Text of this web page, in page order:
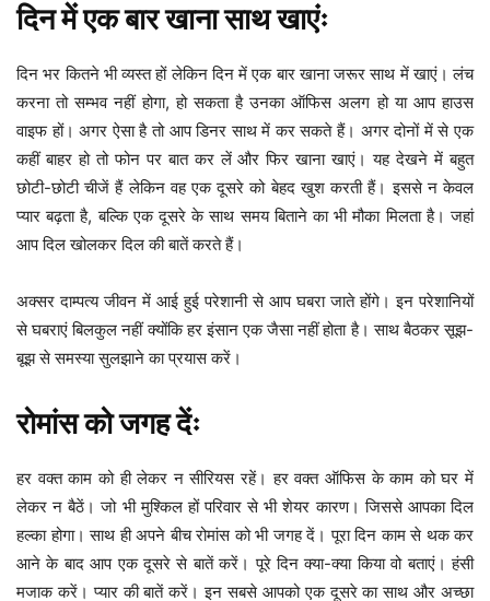
दिन में एक बार खाना साथ खाएंः
दिन भर कितने भी व्यस्त हों लेकिन दिन में एक बार खाना जरूर साथ में खाएं। लंच
करना तो सम्भव नहीं होगा, हो सकता है उनका ऑफिस अलग हो या आप हाउस
वाइफ हों। अगर ऐसा है तो आप डिनर साथ में कर सकते हैं। अगर दोनों में से एक
कहीं बाहर हो तो फोन पर बात कर लें और फिर खाना खाएं। यह देखने में बहुत
छोटी-छोटी चीजें हैं लेकिन वह एक दूसरे को बेहद खुश करती हैं। इससे न केवल
प्यार बढ़ता है, बल्कि एक दूसरे के साथ समय बिताने का भी मौका मिलता है। जहां
आप दिल खोलकर दिल की बातें करते हैं।
अक्सर दाम्पत्य जीवन में आई हुई परेशानी से आप घबरा जाते होंगे। इन परेशानियों
से घबराएं बिलकुल नहीं क्योंकि हर इंसान एक जैसा नहीं होता है। साथ बैठकर सूझ-
बूझ से समस्या सुलझाने का प्रयास करें।
रोमांस को जगह देंः
हर वक्त काम को ही लेकर न सीरियस रहें। हर वक्त ऑफिस के काम को घर में
लेकर न बैठें। जो भी मुश्किल हों परिवार से भी शेयर कारण। जिससे आपका दिल
हल्का होगा। साथ ही अपने बीच रोमांस को भी जगह दें। पूरा दिन काम से थक कर
आने के बाद आप एक दूसरे से बातें करें। पूरे दिन क्या-क्या किया वो बताएं। हंसी
मजाक करें। प्यार की बातें करें। इन सबसे आपको एक दूसरे का साथ और अच्छा